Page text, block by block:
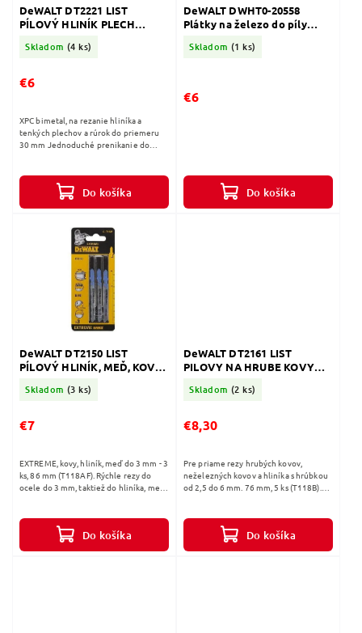
DeWALT DT2221 LIST
PÍLOVÝ HLINÍK PLECH
Skladom (4 ks)
€6
Do košíka
XPC bimetal, na rezanie hliníka a
tenkých plechov a rúrok do priemeru
30 mm Jednoduché prenikanie do
Zlepšená...
DeWALT DWHT0-20558
Plátky na železo do píly
Skladom (1 ks)
€6
Do košíka
DeWALT DT2150 LIST
PÍLOVÝ HLINÍK, MEĎ, KOV
Skladom (3 ks)
€7
Do košíka
EXTREME, kovy, hliník, meď do 3 mm - 3
ks, 86 mm (T118AF). Rýchle rezy do
ocele do 3 mm, taktiež do hliníka, medi,
DeWALT DT2161 LIST
PILOVY NA HRUBE KOVY
Skladom (2 ks)
€8,30
Do košíka
Pre priame rezy hrubých kovov,
neželezných kovov a hliníka s hrúbkou
od 2,5 do 6 mm. 76 mm, 5 ks (T118B).